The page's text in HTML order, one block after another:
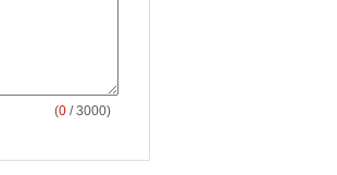
(0 / 3000)